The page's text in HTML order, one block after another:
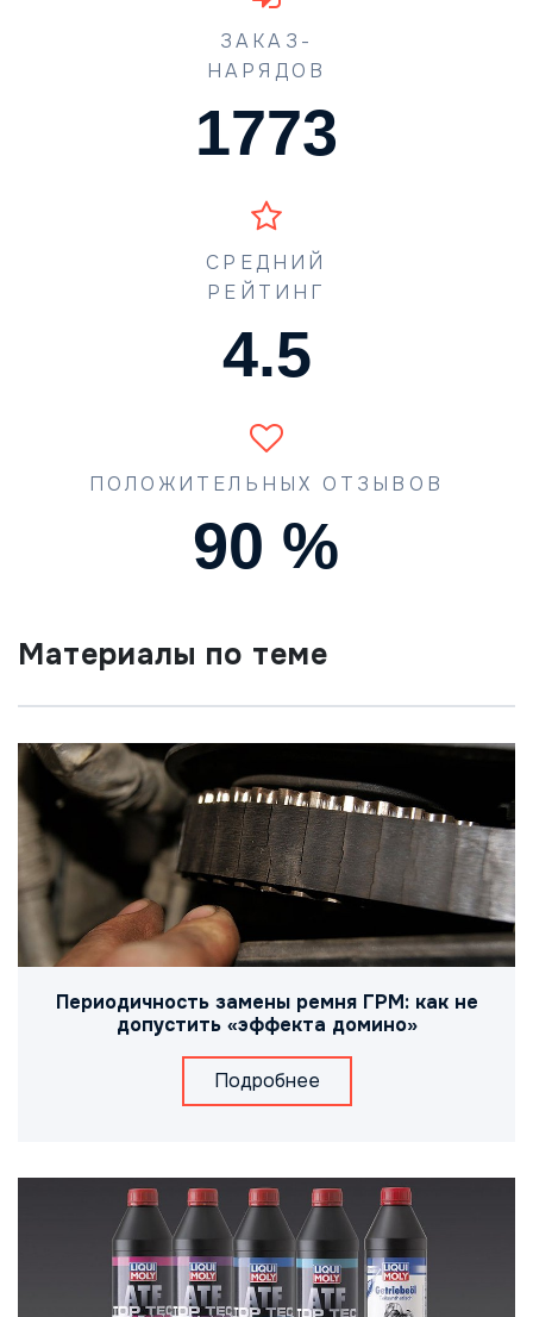
ЗАКАЗ-
НАРЯДОВ
1773
СРЕДНИЙ
РЕЙТИНГ
4.5
ПОЛОЖИТЕЛЬНЫХ ОТЗЫВОВ
90 %
Материалы по теме
Периодичность замены ремня ГРМ: как не
допустить «эффекта домино»
Подробнее